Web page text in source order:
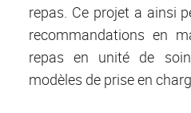
repas. Ce projet a ainsi
recommandations en
repas en unité de
modèles de prise en